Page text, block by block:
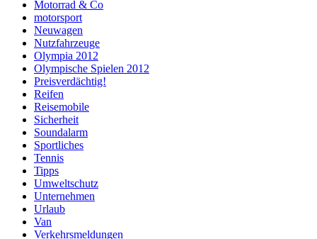
Motorrad & Co
motorsport
Neuwagen
Nutzfahrzeuge
Olympia 2012
Olympische Spielen 2012
Preisverdächtig!
Reifen
Reisemobile
Sicherheit
Soundalarm
Sportliches
Tennis
Tipps
Umweltschutz
Unternehmen
Urlaub
Van
Verkehrsmeldungen